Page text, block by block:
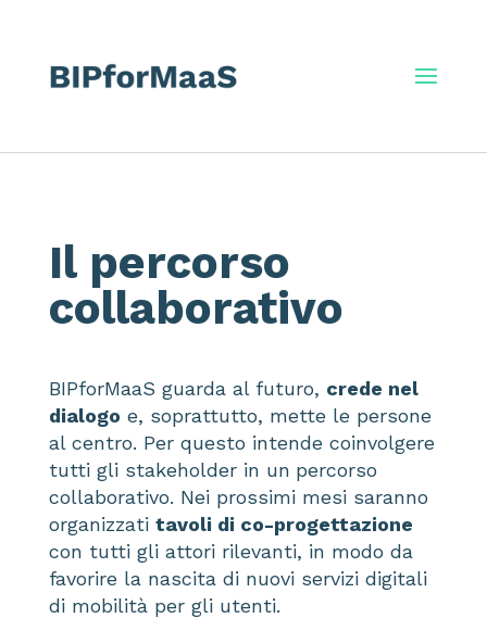
Il percorso
collaborativo
BIPforMaaS guarda al futuro, crede nel
dialogo e, soprattutto, mette le persone
al centro. Per questo intende coinvolgere
tutti gli stakeholder in un percorso
collaborativo. Nei prossimi mesi saranno
organizzati tavoli di co-progettazione
con tutti gli attori rilevanti, in modo da
favorire la nascita di nuovi servizi digitali
di mobilità per gli utenti.